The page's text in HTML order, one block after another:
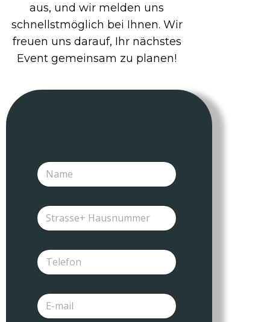
aus, und wir melden uns
schnellstmöglich bei Ihnen. Wir
freuen uns darauf, Ihr nächstes
Event gemeinsam zu planen!